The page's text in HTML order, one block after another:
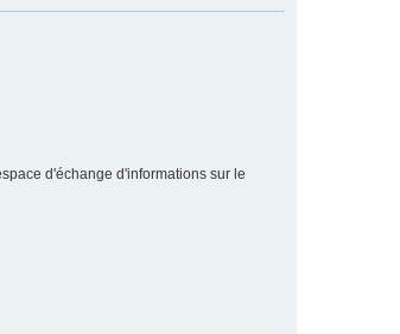
d'échange d'informations sur le